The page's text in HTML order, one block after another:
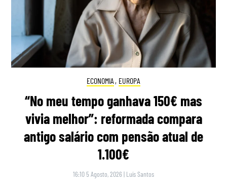
ECONOMIA , EUROPA
“No meu tempo ganhava 150€ mas
vivia melhor”: reformada compara
antigo salário com pensão atual de
1.100€
16:10 5 Agosto, 2026 | Luís Santos